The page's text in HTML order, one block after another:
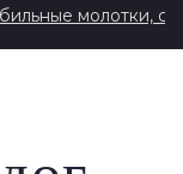
молотки,